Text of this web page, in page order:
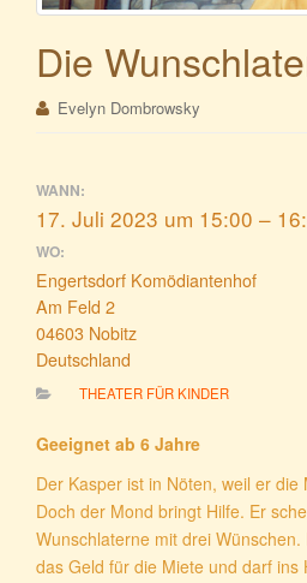
Die
Evelyn Dombrowsky
WANN:
17. Juli 2023 um 15:00 –
WO:
Engertsdorf Komödiantenhof
Am Feld 2
04603 Nobitz
Deutschland
THEATER FÜR KINDER
Geeignet ab 6 Jahre
Der Kasper ist in Nöten, weil er
Doch der Mond bringt Hilfe. Er
Wunschlaterne mit drei
das Geld für die Miete und darf ins